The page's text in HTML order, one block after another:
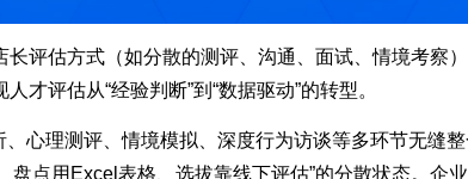
长评估方式（如分散的测评、沟通、面试、情境考察
才评估从“经验判断”到“数据驱动”的转型。
、心理测评、情境模拟、深度行为访谈等多环节无缝
盘点用Excel表格、选拔靠线下评估”的分散状态。企